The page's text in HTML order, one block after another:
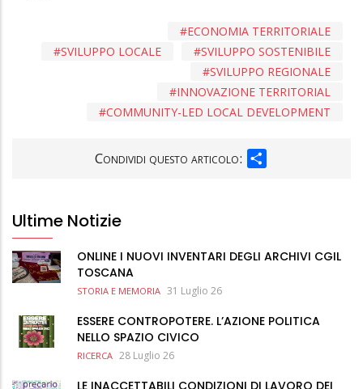
ECONOMIA TERRITORIALE
SVILUPPO SOSTENIBILE
SVILUPPO LOCALE
SVILUPPO REGIONALE
INNOVAZIONE TERRITORIAL
COMMUNITY-LED LOCAL DEVELOPMENT
Condividi questo articolo:
Ultime Notizie
ONLINE I NUOVI INVENTARI DEGLI ARCHIVI CGIL
TOSCANA
STORIA E MEMORIA 31 Luglio 26
ESSERE CONTROPOTERE. L’AZIONE POLITICA
NELLO SPAZIO CIVICO
RICERCA 28 Luglio 26
LE INACCETTABILI CONDIZIONI DI LAVORO DEI